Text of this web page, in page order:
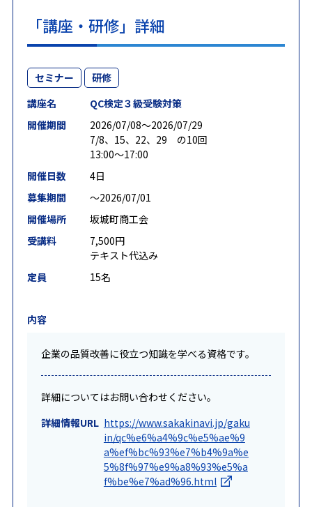
「講座・研修」詳細
セミナー
研修
講座名
QC検定３級受験対策
開催期間
2026/07/08〜2026/07/29
7/8、15、22、29 の10回
13:00～17:00
開催日数
4日
募集期間
〜2026/07/01
開催場所
坂城町商工会
受講料
7,500円
テキスト代込み
定員
15名
内容
企業の品質改善に役立つ知識を学べる資格です。
詳細についてはお問い合わせください。
詳細情報URL https://www.sakakinavi.jp/gaku
in/qc%e6%a4%9c%e5%ae%9
a%ef%bc%93%e7%b4%9a%e
5%8f%97%e9%a8%93%e5%a
f%be%e7%ad%96.html